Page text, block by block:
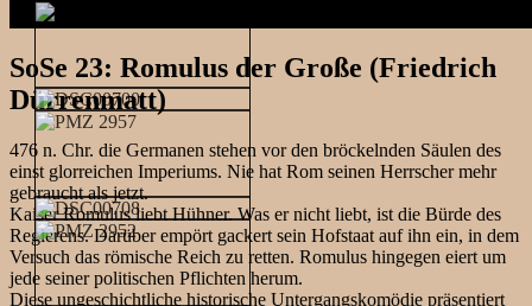
SoSe 23: Romulus der Große (Friedrich
Dürrenmatt)
476 n. Chr. die Germanen stehen vor den bröckelnden Säulen des
einst glorreichen Imperiums. Nie hat Rom seinen Herrscher mehr
gebraucht als jetzt.
Kaiser Romulus liebt Hühner. Was er nicht liebt, ist die Bürde des
Regierens. Darüber empört gackert sein Hofstaat auf ihn ein, in dem
Versuch das römische Reich zu retten. Romulus hingegen eiert um
jede seiner politischen Pflichten herum.
Diese ungeschichtliche historische Untergangskomödie präsentiert